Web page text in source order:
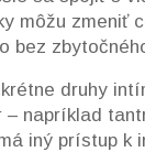
môžu zmeniť
bez
druhy
– napríklad
iný prístup k